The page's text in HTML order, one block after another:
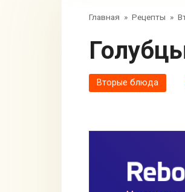
Главная » Рецепты »
Вторые блюда